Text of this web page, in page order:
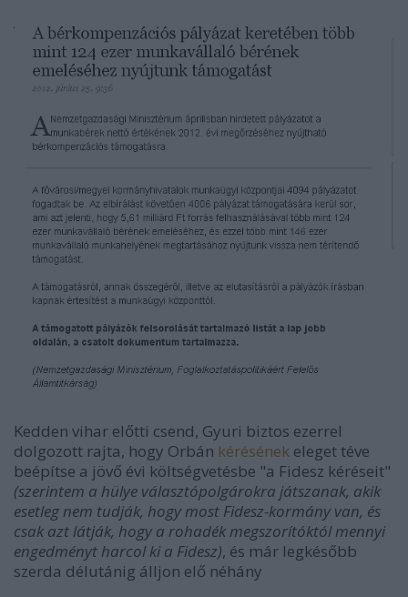
Kedden vihar előtti csend, Gyuri biztos ezerrel
dolgozott rajta, hogy Orbán kérésének eleget téve
beépítse a jövő évi költségvetésbe "a Fidesz kéréseit"
(szerintem a hülye választópolgárokra játszanak, akik
esetleg nem tudják, hogy most Fidesz-kormány van, és
csak azt látják, hogy a rohadék megszorítóktól mennyi
engedményt harcol ki a Fidesz), és már legkésőbb
szerda délutánig álljon elő néhány